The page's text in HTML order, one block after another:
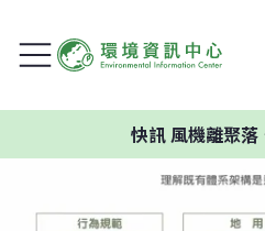
風機離聚落、學